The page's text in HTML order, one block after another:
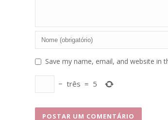
Save my name, email, and website
− três = 5